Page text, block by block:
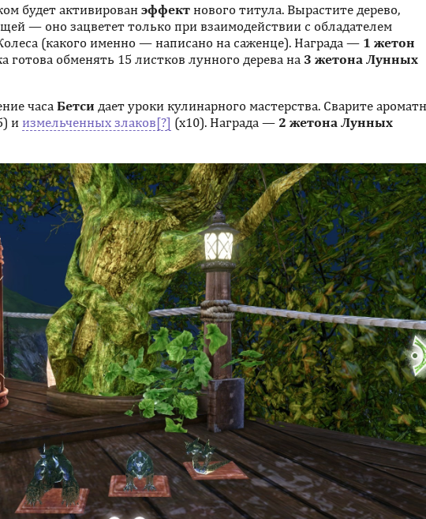
будет активирован эффект нового титула. Вырастите дерево,
— оно зацветет только при взаимодействии с обладателем
(какого именно — написано на саженце). Награда — 1 жетон
готова обменять 15 листков лунного дерева на 3 жетона Лунных
часа Бетси дает уроки кулинарного мастерства. Сварите
и измельченных злаков (х10). Награда — 2 жетона Лунных